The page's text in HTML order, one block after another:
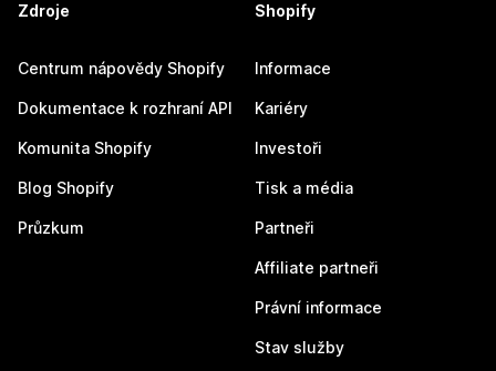
Zdroje
Centrum nápovědy Shopify
Dokumentace k rozhraní API
Komunita Shopify
Blog Shopify
Průzkum
Shopify
Informace
Kariéry
Investoři
Tisk a média
Partneři
Affiliate partneři
Právní informace
Stav služby